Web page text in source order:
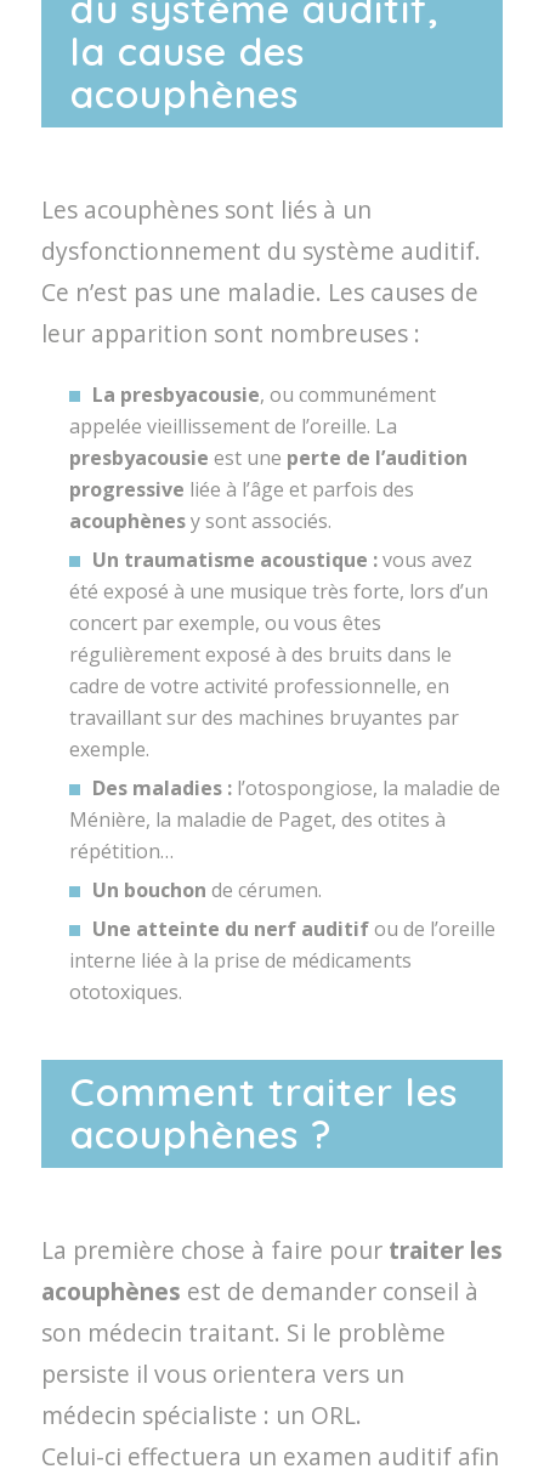
la cause des
acouphènes
Les acouphènes sont liés à un
dysfonctionnement du système auditif.
Ce n’est pas une maladie. Les causes de
leur apparition sont nombreuses :
La presbyacousie, ou communément
appelée vieillissement de l’oreille. La
presbyacousie est une perte de l’audition
progressive liée à l’âge et parfois des
acouphènesy sont associés.
Un traumatisme acoustique :vous avez
été exposé à une musique très forte, lors d’un
concert par exemple, ou vous êtes
régulièrement exposé à des bruits dans le
cadre de votre activité professionnelle, en
travaillant sur des machines bruyantes par
exemple.
Des maladies :l’otospongiose, la maladie de
Ménière, la maladie de Paget, des otites à
répétition…
Un bouchon de cérumen.
Une atteinte du nerf auditifou de l’oreille
interne liée à la prise de médicaments
ototoxiques.
Comment traiter les
acouphènes ?
La première chose à faire pour traiter les
acouphènes est de demander conseil à
son médecin traitant. Si le problème
persiste il vous orientera vers un
médecin spécialiste : un ORL.
Celui-ci effectuera un examen auditif afin